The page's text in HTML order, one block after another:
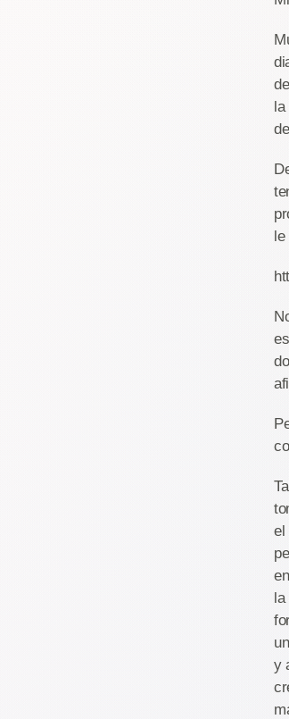
la
le
el
la
y